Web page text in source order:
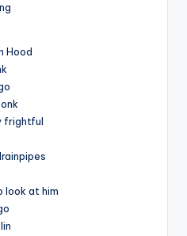
Hood
frightful
look at him